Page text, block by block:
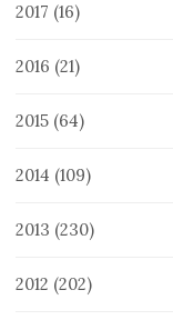
2017 (16)
2016 (21)
2015 (64)
2014 (109)
2013 (230)
2012 (202)